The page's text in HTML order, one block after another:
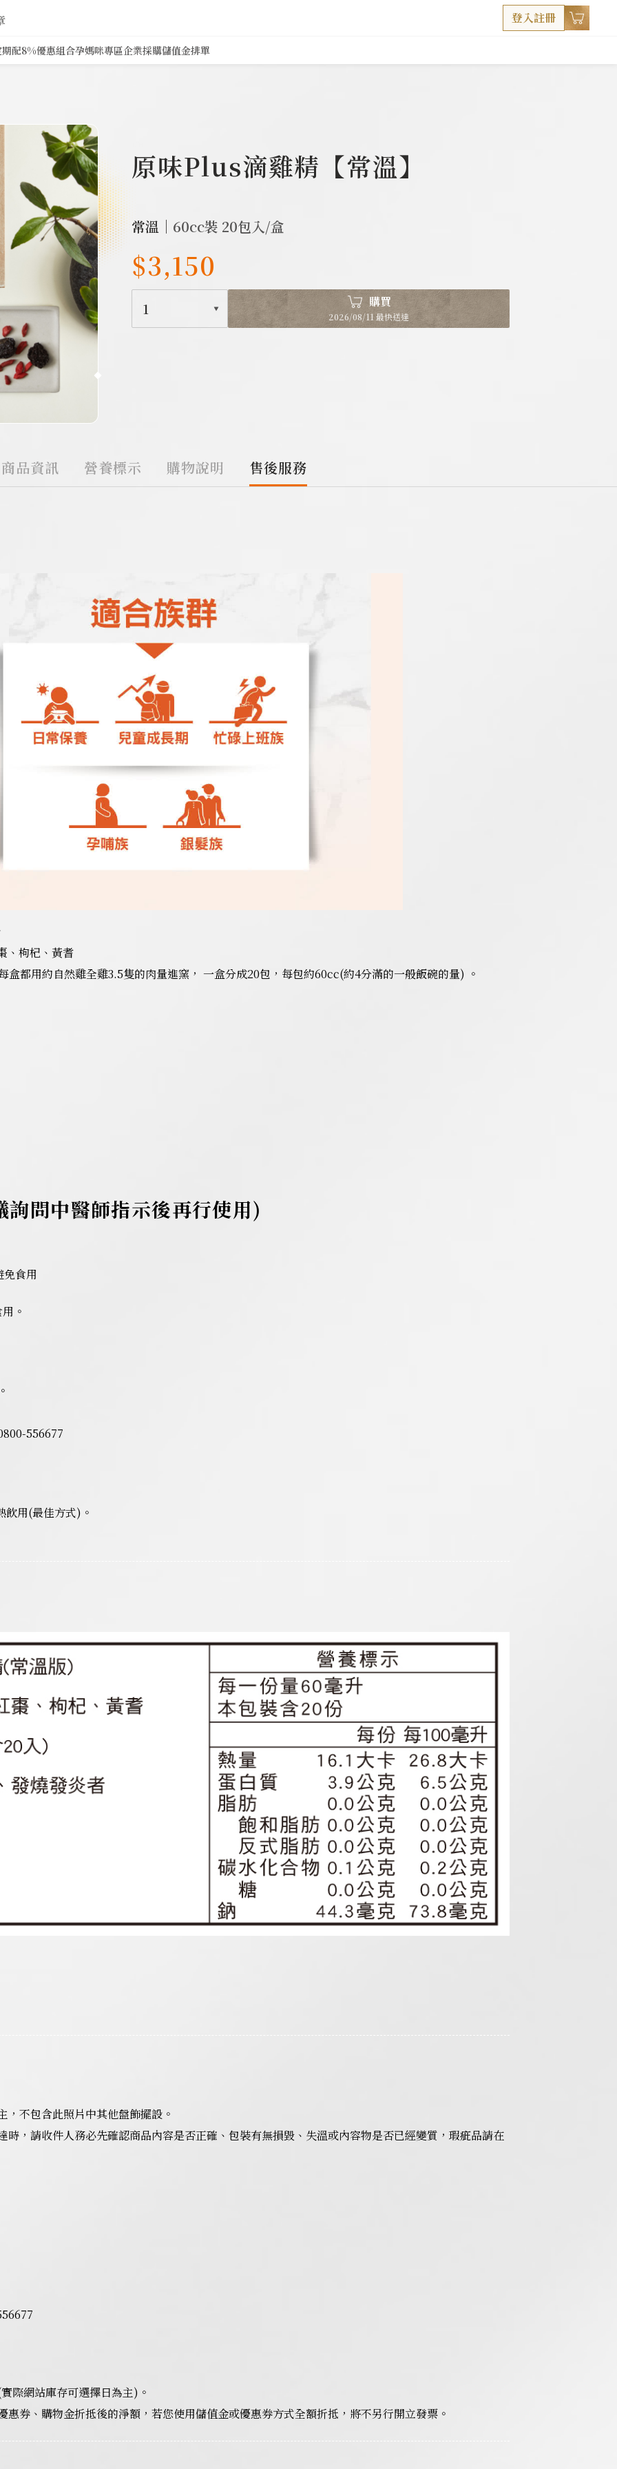
登入註冊
配8%優惠組合孕媽咪專區企業採購儲值金排單
原味Plus滴雞精【常溫】
常溫｜ 60cc裝 20包入/盒
$3,150
1 購買
2026/08/11 最快送達
商品資訊 營養標示 購物說明 售後服務
、枸杞、黃耆
都用約自然雞全雞3.5隻的肉量進窯， 一盒分成20包，每包約60cc(約4分滿的一般飯碗的量) 。
問中醫師指示後再行使用)
免食用
。
556677
飲用(最佳方式)。
不包含此照片中其他盤飾擺設。
時，請收件人務必先確認商品內容是否正確、包裝有無損毀、失溫或內容物是否已經變質，瑕疵品請在
際網站庫存可選擇日為主)。
券、購物金折抵後的淨額，若您使用儲值金或優惠券方式全額折抵，將不另行開立發票。